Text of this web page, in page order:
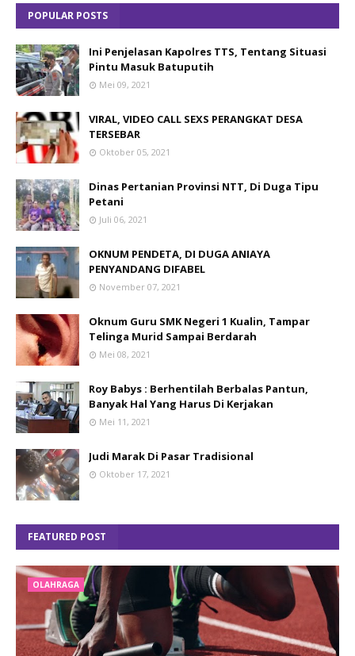
POPULAR POSTS
Ini Penjelasan Kapolres TTS, Tentang Situasi
Pintu Masuk Batuputih
Mei 09, 2021
VIRAL, VIDEO CALL SEXS PERANGKAT DESA
TERSEBAR
Oktober 05, 2021
Dinas Pertanian Provinsi NTT, Di Duga Tipu
Petani
Juli 06, 2021
OKNUM PENDETA, DI DUGA ANIAYA
PENYANDANG DIFABEL
November 07, 2021
Oknum Guru SMK Negeri 1 Kualin, Tampar
Telinga Murid Sampai Berdarah
Mei 08, 2021
Roy Babys : Berhentilah Berbalas Pantun,
Banyak Hal Yang Harus Di Kerjakan
Mei 11, 2021
Judi Marak Di Pasar Tradisional
Oktober 17, 2021
FEATURED POST
OLAHRAGA